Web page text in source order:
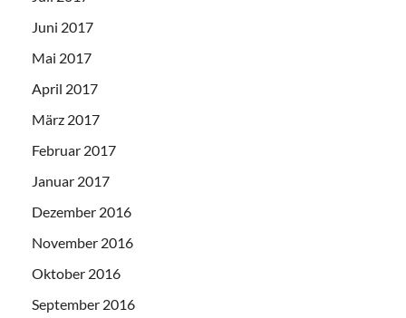
Juni 2017
Mai 2017
April 2017
März 2017
Februar 2017
Januar 2017
Dezember 2016
November 2016
Oktober 2016
September 2016